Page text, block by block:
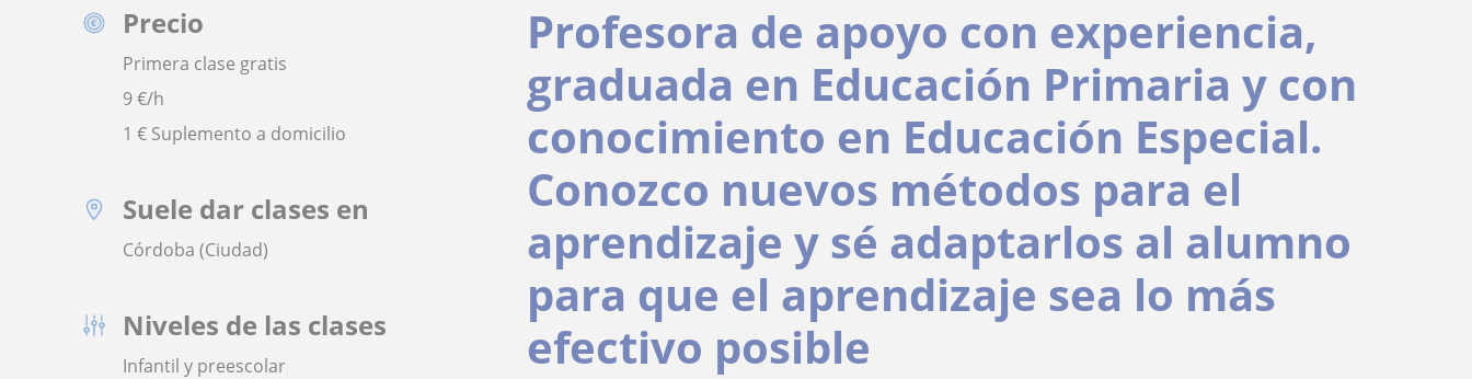
Precio
Primera clase gratis
9€/h
1 € Suplemento a domicilio
Suele dar clases en
Córdoba (Ciudad)
Niveles de las clases
Infantil y preescolar
Profesora de apoyo con experiencia,
graduada en Educación Primaria y con
conocimiento en Educación Especial.
Conozco nuevos métodos para el
aprendizaje y sé adaptarlos al alumno
para que el aprendizaje sea lo más
efectivo posible